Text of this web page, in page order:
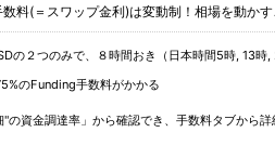
料(＝スワップ金利)は変動制！相場を動かす
の２つのみで、８時間おき（日本時間5時, 13時
のFunding手数料がかかる
資金調達率」から確認でき、手数料タブから詳